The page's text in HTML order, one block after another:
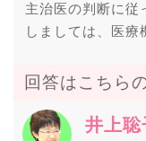
主治医の判断に
しましては、医療
回答はこちら
井上聡